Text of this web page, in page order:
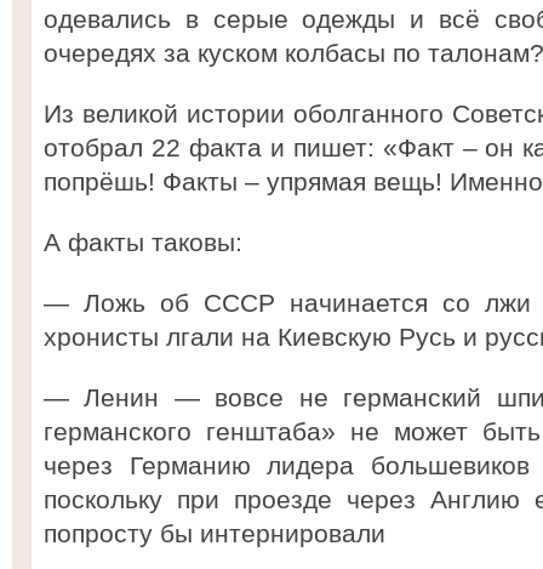
одевались в серые одежды и всё
очередях за куском колбасы по талонам?
Из великой истории оболганного
отобрал 22 факта и пишет: «Факт – он
попрёшь! Факты – упрямая вещь!
А факты таковы:
— Ложь об СССР начинается со лжи
хронисты лгали на Киевскую Русь и
— Ленин — вовсе не германский
германского генштаба» не может
через Германию лидера
поскольку при проезде через Англию
попросту бы интернировали